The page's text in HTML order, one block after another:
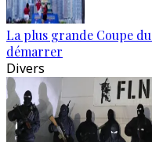
La plus grande Coupe
démarrer
Divers